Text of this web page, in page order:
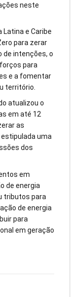
neste
Latina e Caribe
para zerar
de intenções, o
para
e a fomentar
território.
atualizou o
em até 12
as
uma
dos
em
de energia
tributos para
de energia
para
em geração